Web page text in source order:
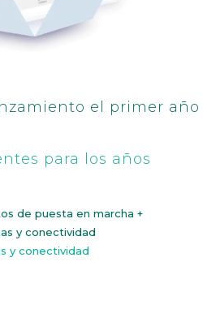
el primer año
para los años
de puesta en marcha +
y conectividad
y conectividad